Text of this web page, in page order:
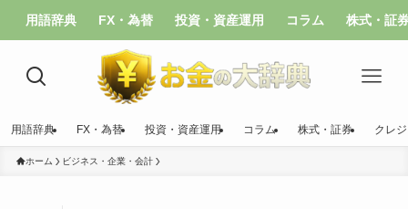
用語辞典 FX・為替 投資・資産運用 コラム 株式・証
用語辞典 FX・為替 投資・資産運用 コラム 株式・証券 クレ
ホーム ビジネス・企業・会計